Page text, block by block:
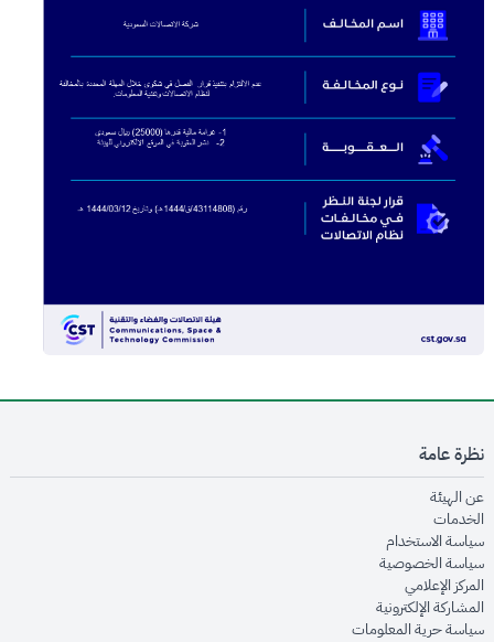
نظرة عامة
عن الهيئةopens in new window
الخدماتopens in new window
سياسة الاستخدام
سياسة الخصوصيةopens in new window
المركز الإعلاميopens in new window
المشاركة الإلكترونيةopens in new window
سياسة حرية المعلوماتopens in new window